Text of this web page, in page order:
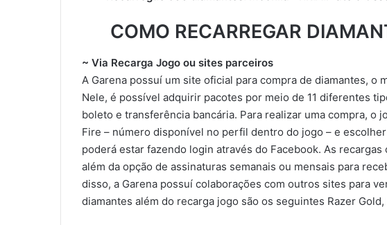
COMO RECARREGAR
~ Via Recarga Jogo ou sites parceiros
A Garena possuí um site oficial para compra de diamantes, o
Nele, é possível adquirir pacotes por meio de 11 diferentes
boleto e transferência bancária. Para realizar uma compra, o
Fire – número disponível no perfil dentro do jogo – e
poderá estar fazendo login através do Facebook. As
além da opção de assinaturas semanais ou mensais para
disso, a Garena possuí colaborações com outros sites para
diamantes além do recarga jogo são os seguintes Razer